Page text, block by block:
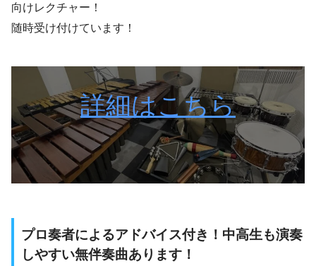
向けレクチャー！
随時受け付けています！
詳細はこちら
プロ奏者によるアドバイス付き！中高生も演奏
しやすい無伴奏曲あります！